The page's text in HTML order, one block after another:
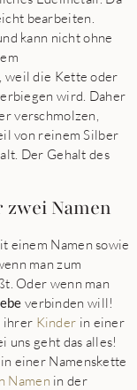
bearbeiten.
kann nicht ohne
weil die Kette oder
wird. Daher
verschmolzen,
von reinem Silber
Der Gehalt des
Namen
einem Namen sowie
man zum
Oder wenn man
verbinden will!
ihrer Kinder in einer
uns geht das alles!
einer Namenskette
Namen in der